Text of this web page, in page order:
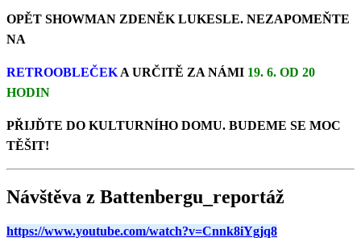
OPĚT SHOWMAN ZDENĚK LUKESLE. NEZAPOMEŇTE
NA
RETROOBLEČEK A URČITĚ ZA NÁMI 19. 6. OD 20
HODIN
PŘIJĎTE DO KULTURNÍHO DOMU. BUDEME SE MOC
TĚŠIT!
Návštěva z Battenbergu_reportáž
https://www.youtube.com/watch?v=Cnnk8iYgjq8